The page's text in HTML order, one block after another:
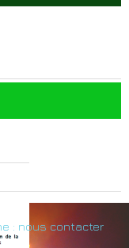
: nous contacter